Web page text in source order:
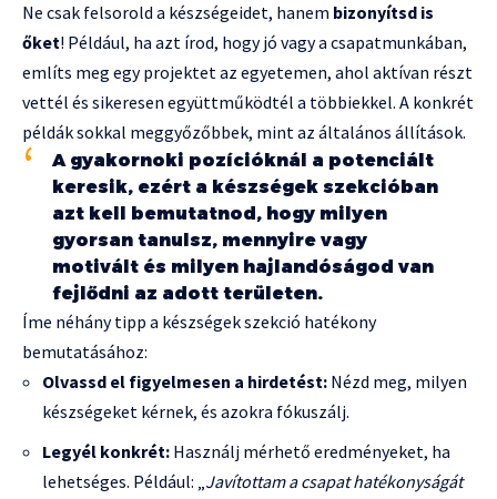
Ne csak felsorold a készségeidet, hanem bizonyítsd is
őket! Például, ha azt írod, hogy jó vagy a csapatmunkában,
említs meg egy projektet az egyetemen, ahol aktívan részt
vettél és sikeresen együttműködtél a többiekkel. A konkrét
példák sokkal meggyőzőbbek, mint az általános állítások.
A gyakornoki pozícióknál a potenciált
keresik, ezért a készségek szekcióban
azt kell bemutatnod, hogy milyen
gyorsan tanulsz, mennyire vagy
motivált és milyen hajlandóságod van
fejlődni az adott területen.
Íme néhány tipp a készségek szekció hatékony
bemutatásához:
Olvassd el figyelmesen a hirdetést: Nézd meg, milyen
készségeket kérnek, és azokra fókuszálj.
Legyél konkrét: Használj mérhető eredményeket, ha
lehetséges. Például: „Javítottam a csapat hatékonyságát